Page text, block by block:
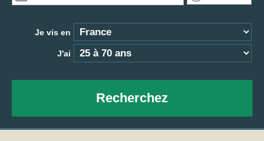
Je vis en
J'ai
Recherchez